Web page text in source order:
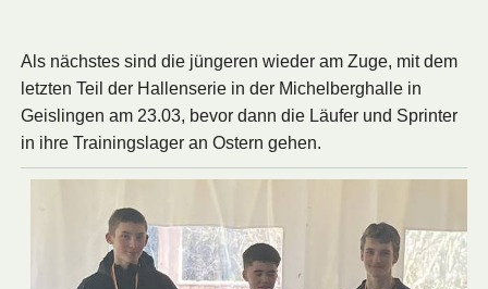
Als nächstes sind die jüngeren wieder am Zuge, mit dem
letzten Teil der Hallenserie in der Michelberghalle in
Geislingen am 23.03, bevor dann die Läufer und Sprinter
in ihre Trainingslager an Ostern gehen.